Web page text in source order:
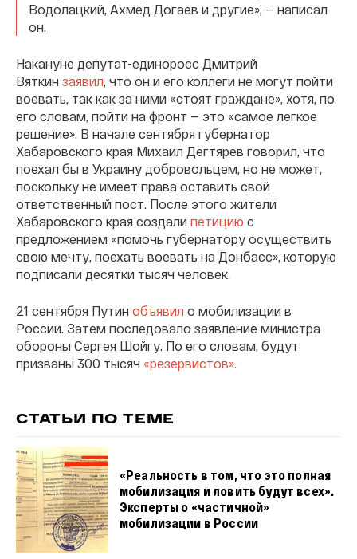
Водолацкий, Ахмед Догаев и другие», — написал
он.
Накануне депутат-единоросс Дмитрий
Вяткин заявил , что он и его коллеги не могут пойти
воевать, так как за ними «стоят граждане», хотя, по
его словам, пойти на фронт — это «самое легкое
решение». В начале сентября губернатор
Хабаровского края Михаил Дегтярев говорил, что
поехал бы в Украину добровольцем, но не может,
поскольку не имеет права оставить свой
ответственный пост. После этого жители
Хабаровского края создали петицию с
предложением «помочь губернатору осуществить
свою мечту, поехать воевать на Донбасс», которую
подписали десятки тысяч человек.
21 сентября Путин объявил о мобилизации в
России. Затем последовало заявление министра
обороны Сергея Шойгу. По его словам, будут
призваны 300 тысяч «резервистов».
СТАТЬИ ПО ТЕМЕ
«Реальность в том, что это полная
мобилизация и ловить будут всех».
Эксперты о «частичной»
мобилизации в России